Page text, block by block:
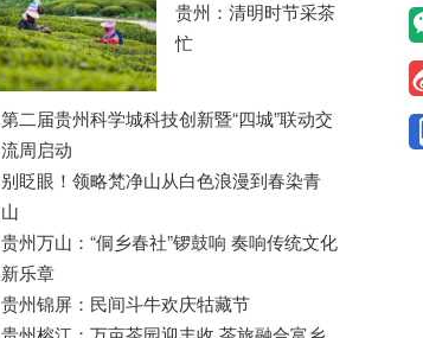
贵州：清明时节采茶
忙
第二届贵州科学城科技创新暨“四城”联动交
流周启动
别眨眼！领略梵净山从白色浪漫到春染青
山
贵州万山：“侗乡春社”锣鼓响 奏响传统文化
新乐章
贵州锦屏：民间斗牛欢庆牯藏节